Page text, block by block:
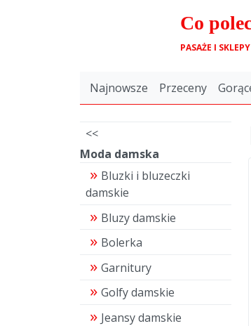
Co
PASAŻE I
Najnowsze Przeceny
<<
Moda damska
Bluzki i bluzeczki
damskie
Bluzy damskie
Bolerka
Garnitury
Golfy damskie
Jeansy damskie